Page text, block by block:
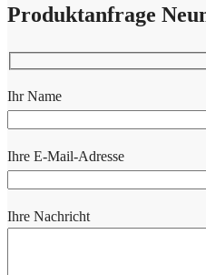
Produktanfrage
Ihr Name
Ihre E-Mail-Adresse
Ihre Nachricht